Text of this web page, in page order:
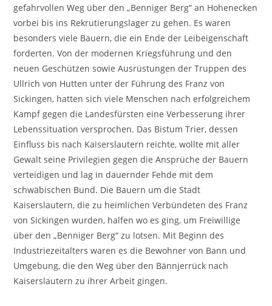
gefahrvollen Weg über den „Benniger Berg“ an Hohenecken
vorbei bis ins Rekrutierungslager zu gehen. Es waren
besonders viele Bauern, die ein Ende der Leibeigenschaft
forderten. Von der modernen Kriegsführung und den
neuen Geschützen sowie Ausrüstungen der Truppen des
Ullrich von Hutten unter der Führung des Franz von
Sickingen, hatten sich viele Menschen nach erfolgreichem
Kampf gegen die Landesfürsten eine Verbesserung ihrer
Lebenssituation versprochen. Das Bistum Trier, dessen
Einfluss bis nach Kaiserslautern reichte, wollte mit aller
Gewalt seine Privilegien gegen die Ansprüche der Bauern
verteidigen und lag in dauernder Fehde mit dem
schwäbischen Bund. Die Bauern um die Stadt
Kaiserslautern, die zu heimlichen Verbündeten des Franz
von Sickingen wurden, halfen wo es ging, um Freiwillige
über den „Benniger Berg“ zu lotsen. Mit Beginn des
Industriezeitalters waren es die Bewohner von Bann und
Umgebung, die den Weg über den Bännjerrück nach
Kaiserslautern zu ihrer Arbeit gingen.